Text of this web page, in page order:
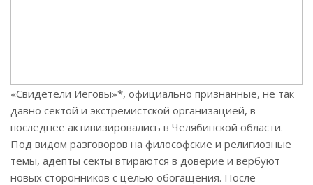
«Свидетели Иеговы»*, официально признанные, не так
давно сектой и экстремистской организацией, в
последнее активизировались в Челябинской области.
Под видом разговоров на философские и религиозные
темы, адепты секты втираются в доверие и вербуют
новых сторонников с целью обогащения. После